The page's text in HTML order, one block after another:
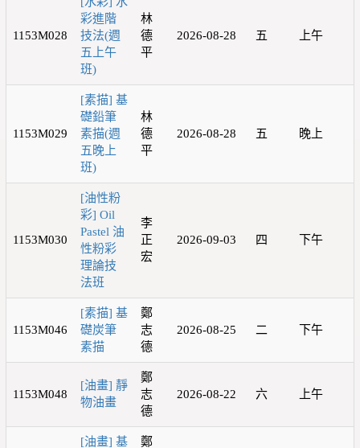
1153M028
彩進階
技法(週
五上午
班)
林
德
平
2026-08-28 五 上午
1153M029
[素描] 基
礎鉛筆
素描(週
五晚上
班)
林
德
平
2026-08-28 五 晚上
1153M030
[油性粉
彩] Oil
Pastel 油
性粉彩
理論技
法班
李
正
宏
2026-09-03 四 下午
1153M046
[素描] 基
礎炭筆
素描
鄭
志
德
2026-08-25 二 下午
1153M048
[油畫] 靜
物油畫
鄭
志
德
2026-08-22 六 上午
[油畫] 基 鄭